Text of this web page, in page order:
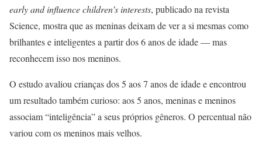
early and influence children’s interests, publicado na revista
Science, mostra que as meninas deixam de ver a si mesmas como
brilhantes e inteligentes a partir dos 6 anos de idade — mas
reconhecem isso nos meninos.
O estudo avaliou crianças dos 5 aos 7 anos de idade e encontrou
um resultado também curioso: aos 5 anos, meninas e meninos
associam “inteligência” a seus próprios gêneros. O percentual não
variou com os meninos mais velhos.